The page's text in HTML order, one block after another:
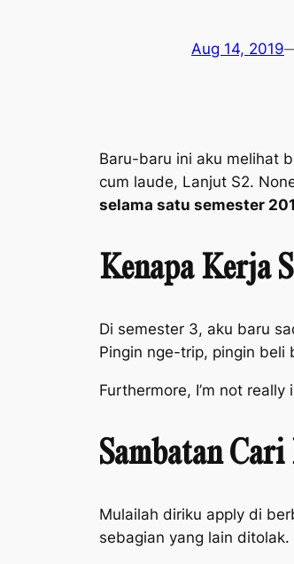
Aug 14, 2019
Baru-baru ini aku melihat
cum laude, Lanjut S2.
selama satu semester
Kenapa Kerja
Di semester 3, aku baru
Pingin nge-trip, pingin beli
Furthermore, I’m not
Sambatan
Mulailah diriku apply di
sebagian yang lain ditolak.